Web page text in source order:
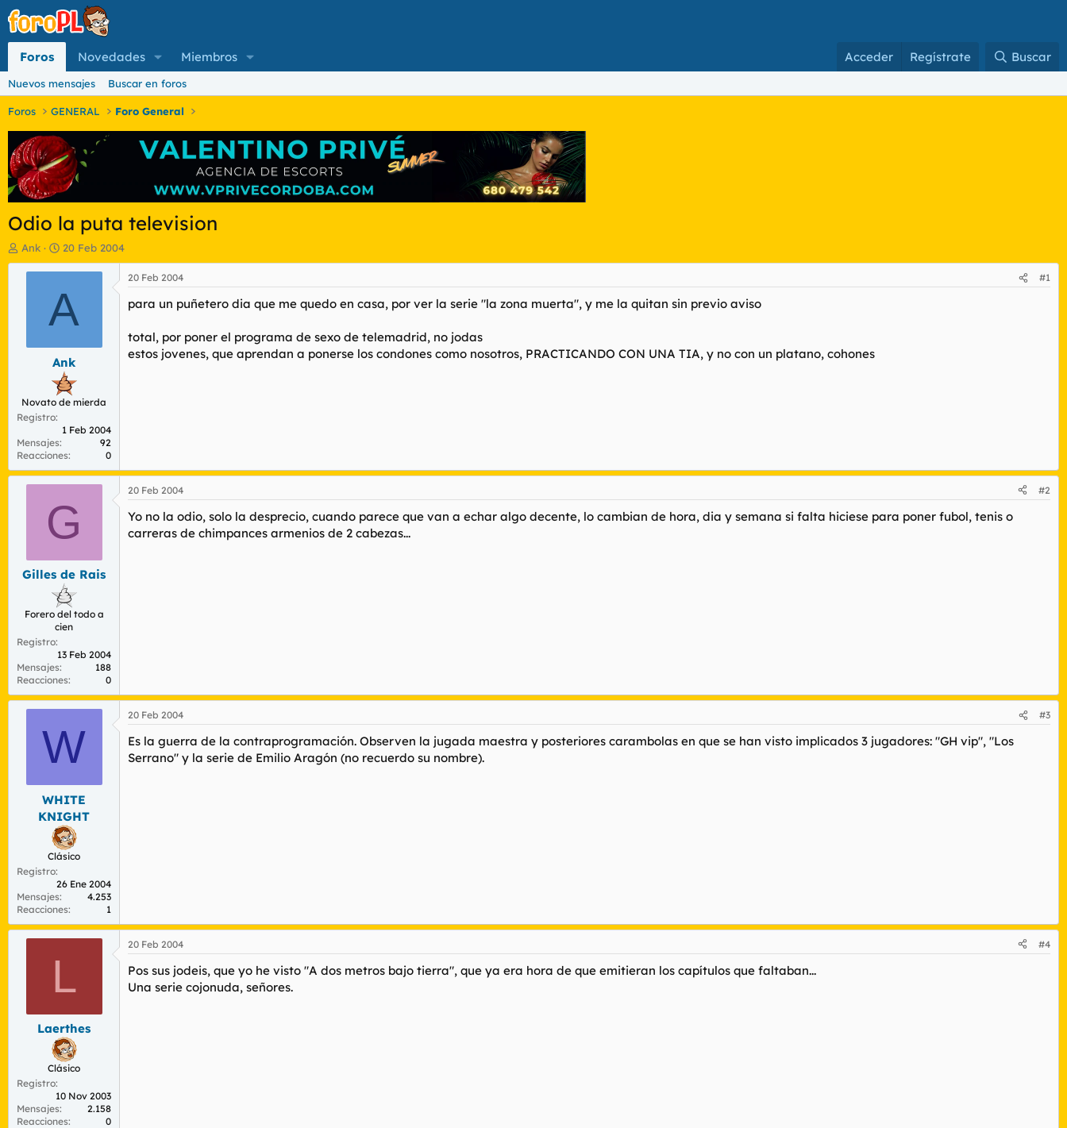
Foros Novedades Miembros Acceder Regístrate Buscar
Nuevos mensajes Buscar en foros
Foros GENERAL Foro General
Odio la puta television
I
n
o
l
t
m
a
Ank
F
e
c
a
d
i
n
i
c
i
20 Feb 2004
A
Ank
Novato de mierda
Registro
1 Feb 2004
Mensajes
92
Reacciones
0
20 Feb 2004 #1
para un puñetero dia que me quedo en casa, por ver la serie "la zona muerta", y me la quitan sin previo aviso
total, por poner el programa de sexo de telemadrid, no jodas
estos jovenes, que aprendan a ponerse los condones como nosotros, PRACTICANDO CON UNA TIA, y no con un platano, cohones
G
Gilles de Rais
Forero del todo a
cien
Registro
13 Feb 2004
Mensajes
188
Reacciones
0
20 Feb 2004 #2
Yo no la odio, solo la desprecio, cuando parece que van a echar algo decente, lo cambian de hora, dia y semana si falta hiciese para poner fubol, tenis o
carreras de chimpances armenios de 2 cabezas...
W
WHITE
KNIGHT
Clásico
Registro
26 Ene 2004
Mensajes
4.253
Reacciones
1
20 Feb 2004 #3
Es la guerra de la contraprogramación. Observen la jugada maestra y posteriores carambolas en que se han visto implicados 3 jugadores: "GH vip", "Los
Serrano" y la serie de Emilio Aragón (no recuerdo su nombre).
L
Laerthes
Clásico
Registro
10 Nov 2003
Mensajes
2.158
Reacciones
0
20 Feb 2004 #4
Pos sus jodeis, que yo he visto "A dos metros bajo tierra", que ya era hora de que emitieran los capítulos que faltaban...
Una serie cojonuda, señores.